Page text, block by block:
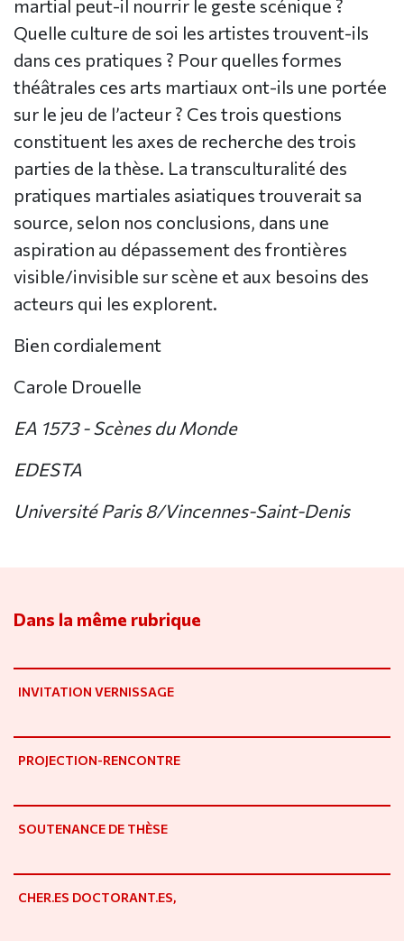
martial peut-il nourrir le geste scénique ?
Quelle culture de soi les artistes trouvent-ils
dans ces pratiques ? Pour quelles formes
théâtrales ces arts martiaux ont-ils une portée
sur le jeu de l’acteur ? Ces trois questions
constituent les axes de recherche des trois
parties de la thèse. La transculturalité des
pratiques martiales asiatiques trouverait sa
source, selon nos conclusions, dans une
aspiration au dépassement des frontières
visible/invisible sur scène et aux besoins des
acteurs qui les explorent.
Bien cordialement
Carole Drouelle
EA 1573 - Scènes du Monde
EDESTA
Université Paris 8/Vincennes-Saint-Denis
Dans la même rubrique
INVITATION VERNISSAGE
PROJECTION-RENCONTRE
SOUTENANCE DE THÈSE
CHER.ES DOCTORANT.ES,